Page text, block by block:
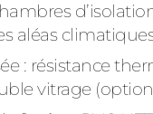
aléas
: résistance
vitrage